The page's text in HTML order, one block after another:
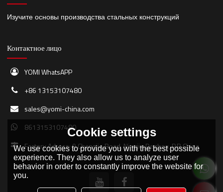
Изучите основы производства стальных конструкций
Контактное лицо
YOMI WhatsAPP
+86 13153107480
sales@yomi-china.com
8613153107480
Factory Adress: 9 Changjie Road, Ningjin,Dezhou, P.R.China
Cookie settings
We use cookies to provide you with the best possible
experience. They also allow us to analyze user
behavior in order to constantly improve the website for
you.